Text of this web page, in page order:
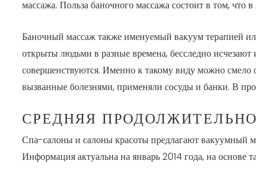
массажа. Польза баночного массажа состоит в том, что
Баночный массаж также именуемый вакуум терапией
открыты людьми в разные времена, бесследно
совершенствуются. Именно к такому виду можно смело
вызванные болезнями, применяли сосуды и банки. В
СРЕДНЯЯ
Спа-салоны и салоны красоты предлагают вакуумный
Информация актуальна на январь 2014 года, на основе